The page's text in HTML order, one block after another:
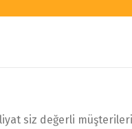
siz değerli